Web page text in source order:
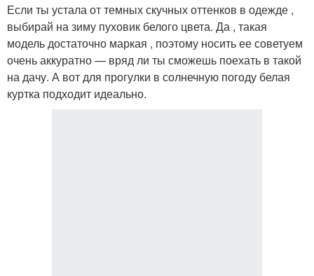
Если ты устала от темных скучных оттенков в одежде ,
выбирай на зиму пуховик белого цвета. Да , такая
модель достаточно маркая , поэтому носить ее советуем
очень аккуратно — вряд ли ты сможешь поехать в такой
на дачу. А вот для прогулки в солнечную погоду белая
куртка подходит идеально.